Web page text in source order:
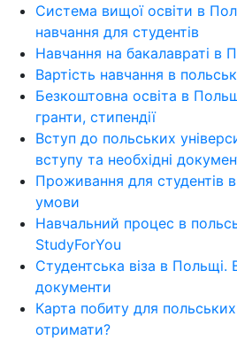
Система вищої освіти в
навчання для студентів
Навчання на бакалавраті в
Вартість навчання в
Безкоштовна освіта в
гранти, стипендії
Вступ до польських
вступу та необхідні
Проживання для студентів
умови
Навчальний процес в
StudyForYou
Студентська віза в Польщі.
документи
Карта побиту для
отримати?